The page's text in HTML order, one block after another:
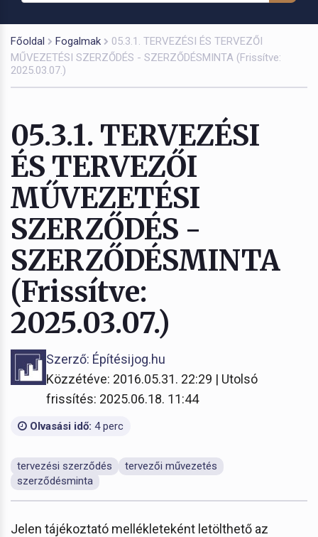
Főoldal Fogalmak
05.3.1. TERVEZÉSI ÉS TERVEZŐI
MŰVEZETÉSI SZERZŐDÉS - SZERZŐDÉSMINTA (Frissítve:
2025.03.07.)
05.3.1. TERVEZÉSI
ÉS TERVEZŐI
MŰVEZETÉSI
SZERZŐDÉS -
SZERZŐDÉSMINTA
(Frissítve:
2025.03.07.)
Szerző: Építésijog.hu
Közzétéve: 2016.05.31. 22:29 | Utolsó
frissítés: 2025.06.18. 11:44
Olvasási idő: 4 perc
tervezési szerződés
tervezői művezetés
szerződésminta
Jelen tájékoztató mellékleteként letölthető az